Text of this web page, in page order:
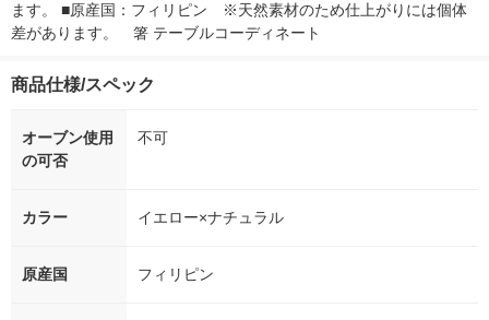
ます。 ■原産国：フィリピン　※天然素材のため仕上がりには個体
差があります。　箸 テーブルコーディネート
商品仕様/スペック
オーブン使用
の可否
不可
カラー イエロー×ナチュラル
原産国 フィリピン